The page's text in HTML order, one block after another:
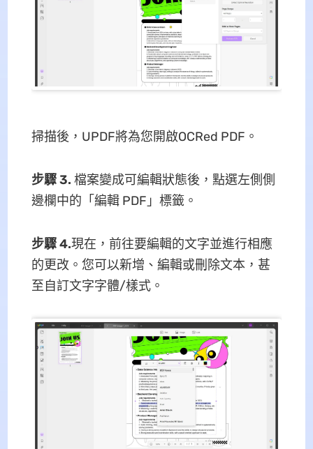
掃描後，UPDF將為您開啟OCRed PDF。
步驟 3. 檔案變成可編輯狀態後，點選左側側
邊欄中的「編輯 PDF」標籤。
步驟 4.現在，前往要編輯的文字並進行相應
的更改。您可以新增、編輯或刪除文本，甚
至自訂文字字體/樣式。